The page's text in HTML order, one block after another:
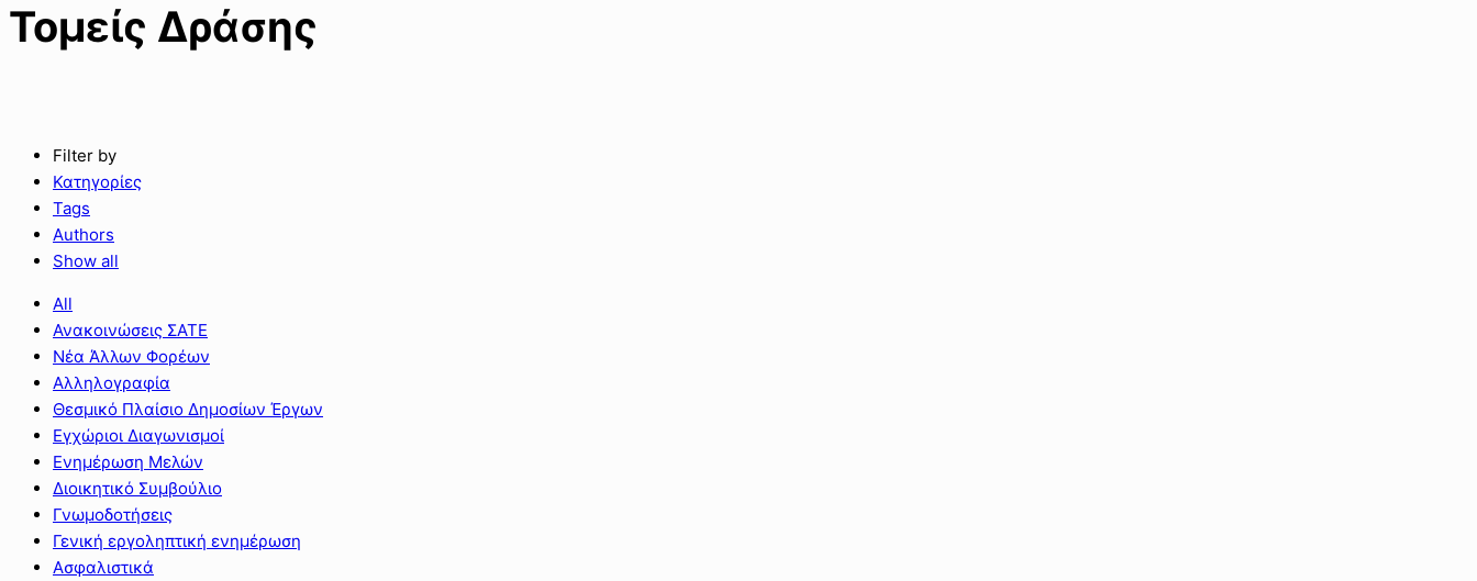
Τομείς Δράσης
Filter by
Κατηγορίες
Tags
Authors
Show all
All
Ανακοινώσεις ΣΑΤΕ
Νέα Άλλων Φορέων
Αλληλογραφία
Θεσμικό Πλαίσιο Δημοσίων Έργων
Εγχώριοι Διαγωνισμοί
Ενημέρωση Μελών
Διοικητικό Συμβούλιο
Γνωμοδοτήσεις
Γενική εργοληπτική ενημέρωση
Ασφαλιστικά